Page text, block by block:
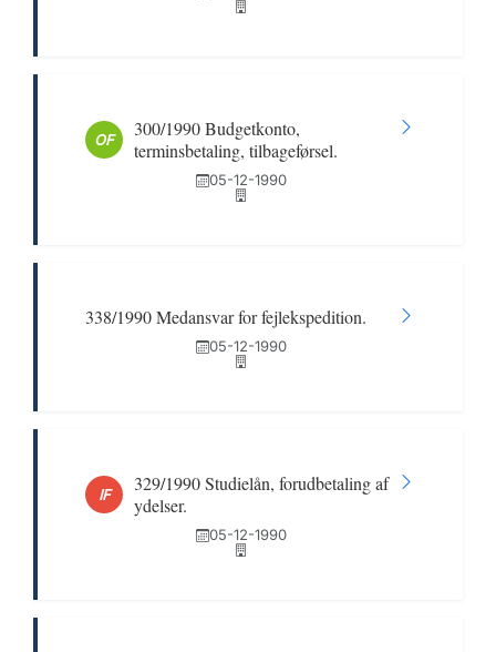
OF
300/1990 Budgetkonto,
terminsbetaling, tilbageførsel.
05-12-1990
338/1990 Medansvar for fejlekspedition.
05-12-1990
IF
329/1990 Studielån, forudbetaling af
ydelser.
05-12-1990